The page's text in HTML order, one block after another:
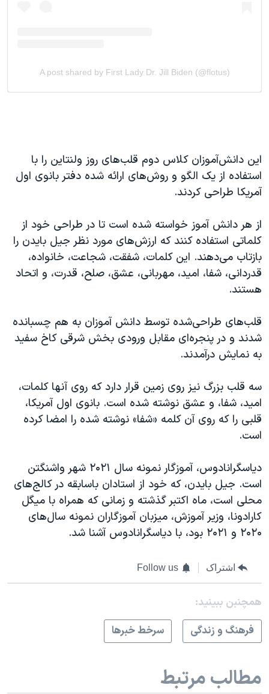
این دانش‌آموزان کلاس دوم قلب‌های روز ولنتاین را با
استفاده از یک الگو و روش‌های ارائه شده دفتر بانوی اول
آمریکا طراحی کردند.
از هر دانش‌ آموز خواسته شده است تا در طراحی خود از
کلماتی استفاده کنند که ارزش‌های مورد نظر جیل بایدن را
بازتاب می‌دهند. این کلمات، شفقت، شجاعت، خانواده،
قدردانی، شفا، امید، مهربانی، عشق، صلح، قدرت، و اتحاد
هستند.
قلب‌های طراحی‌شده توسط دانش آموزان به هم چسبانده
شدند و در پنجره‌ای مقابل ورودی بخش شرقی کاخ سفید
به نمایش درآمدند.
سه قلب بزرگ نیز روی زمین قرار دارد که روی آنها کلمات،
امید، شفا، و عشق نوشته شده است. بانوی اول آمریکا،
قلبی را که روی آن کلمه «شفا» نوشته شده را امضا کرده
است.
دیاسگرانادوس، آموزگار نمونه سال ۲۰۲۱ شهر واشنگتن
است. جیل بایدن، که خود از استادان باسابقه در کالج‌های
محلی است، ماه اکتبر گذشته و زمانی که همراه با میگل
کارادونا، وزیر آموزش، میزبان آموزگاران نمونه سال‌های
۲۰۲۰ و ۲۰۲۱ بود، با دیاسگرانادوس آشنا شد.
اشتراک Follow us
همچنبن ببینید:
فرهنگ و زندگی
سرخط خبرها
مطالب مرتبط